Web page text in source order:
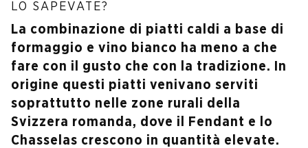
LO SAPEVATE?
La combinazione di piatti caldi a base di
formaggio e vino bianco ha meno a che
fare con il gusto che con la tradizione. In
origine questi piatti venivano serviti
soprattutto nelle zone rurali della
Svizzera romanda, dove il Fendant e lo
Chasselas crescono in quantità elevate.